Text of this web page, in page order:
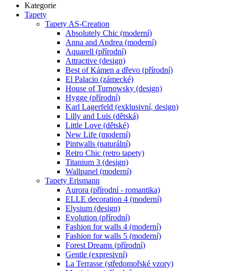
Kategorie
Tapety
Tapety AS-Creation
Absolutely Chic (moderní)
Anna and Andrea (moderní)
Aquarell (přírodní)
Attractive (design)
Best of Kámen a dřevo (přírodní)
El Palacio (zámecké)
House of Turnowsky (design)
Hygge (přírodní)
Karl Lagerfeld (exklusivní, design)
Lilly and Luis (dětská)
Little Love (dětské)
New Life (moderní)
Pintwalls (naturální)
Retro Chic (retro tapety)
Titanium 3 (design)
Wallpanel (moderní)
Tapety Erismann
Aurora (přírodní - romantika)
ELLE decoration 4 (moderní)
Elysium (design)
Evolution (přírodní)
Fashion for walls 4 (moderní)
Fashion for walls 5 (moderní)
Forest Dreams (přírodní)
Gentle (expresivní)
La Terrasse (středomořské vzory)